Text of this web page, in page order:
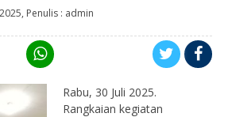
, Penulis : admin
Rabu, 30 Juli 2025.
Rangkaian kegiatan